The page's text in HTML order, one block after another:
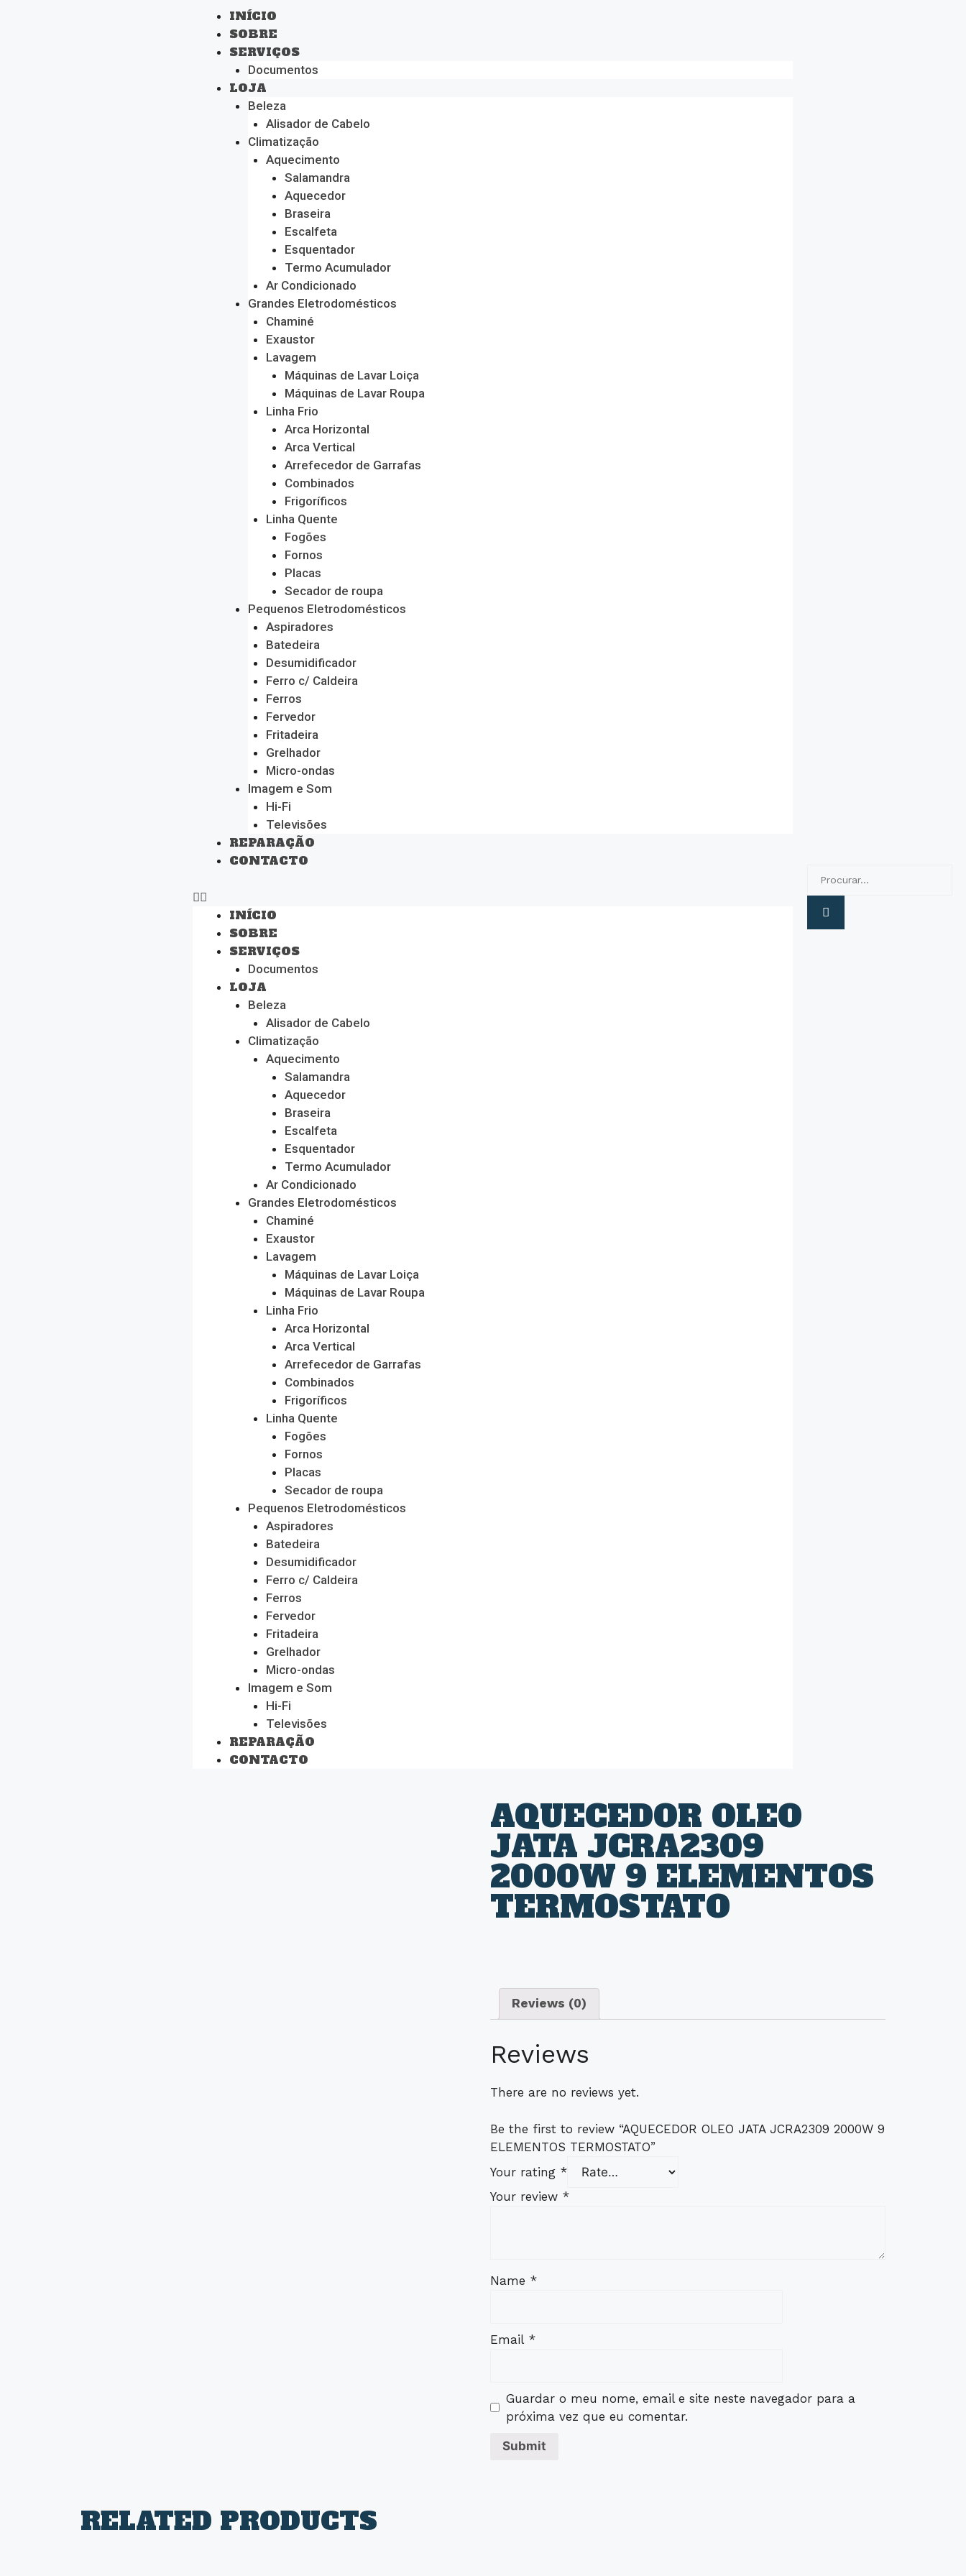
INÍCIO
SOBRE
SERVIÇOS
Documentos
LOJA
Beleza
Alisador de Cabelo
Climatização
Aquecimento
Salamandra
Aquecedor
Braseira
Escalfeta
Esquentador
Termo Acumulador
Ar Condicionado
Grandes Eletrodomésticos
Chaminé
Exaustor
Lavagem
Máquinas de Lavar Loiça
Máquinas de Lavar Roupa
Linha Frio
Arca Horizontal
Arca Vertical
Arrefecedor de Garrafas
Combinados
Frigoríficos
Linha Quente
Fogões
Fornos
Placas
Secador de roupa
Pequenos Eletrodomésticos
Aspiradores
Batedeira
Desumidificador
Ferro c/ Caldeira
Ferros
Fervedor
Fritadeira
Grelhador
Micro-ondas
Imagem e Som
Hi-Fi
Televisões
REPARAÇÃO
CONTACTO
INÍCIO
SOBRE
SERVIÇOS
Documentos
LOJA
Beleza
Alisador de Cabelo
Climatização
Aquecimento
Salamandra
Aquecedor
Braseira
Escalfeta
Esquentador
Termo Acumulador
Ar Condicionado
Grandes Eletrodomésticos
Chaminé
Exaustor
Lavagem
Máquinas de Lavar Loiça
Máquinas de Lavar Roupa
Linha Frio
Arca Horizontal
Arca Vertical
Arrefecedor de Garrafas
Combinados
Frigoríficos
Linha Quente
Fogões
Fornos
Placas
Secador de roupa
Pequenos Eletrodomésticos
Aspiradores
Batedeira
Desumidificador
Ferro c/ Caldeira
Ferros
Fervedor
Fritadeira
Grelhador
Micro-ondas
Imagem e Som
Hi-Fi
Televisões
REPARAÇÃO
CONTACTO
AQUECEDOR OLEO
JATA JCRA2309
2000W 9 ELEMENTOS
TERMOSTATO
Reviews (0)
Reviews
There are no reviews yet.
Be the first to review “AQUECEDOR OLEO JATA JCRA2309 2000W 9
ELEMENTOS TERMOSTATO”
Your rating *
Your review *
Name *
Email *
Guardar o meu nome, email e site neste navegador para a
próxima vez que eu comentar.
RELATED PRODUCTS